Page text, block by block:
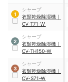
1
シャープ
衣類乾燥除湿機 ｜
CV-T71-W
2
シャープ
衣類乾燥除湿機 ｜
CV-TH150-W
3
シャープ
衣類乾燥除湿機 ｜
CV-S71-W